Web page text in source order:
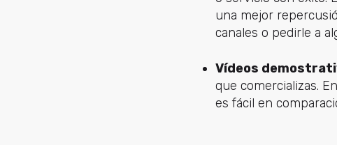
una mejor
canales o pedirle a
Vídeos
que comercializas.
es fácil en